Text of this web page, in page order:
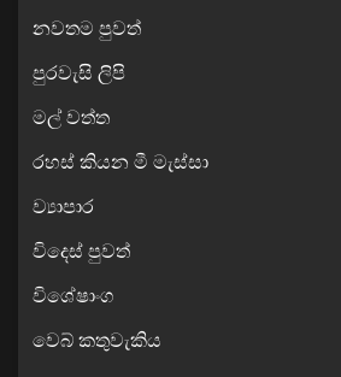
නවතම පුවත්
පුරවැසි ලිපි
මල් වත්ත
රහස් කියන මී මැස්සා
ව්‍යාපාර
විදෙස් පුවත්
විශේෂාංග
වෙබ් කතුවැකිය